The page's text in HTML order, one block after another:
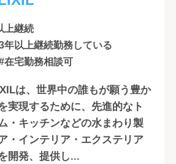
上継続
年以上継続勤務している
在宅勤務相談可
は、世界中の誰もが願う豊か
実現するために、先進的なト
・キッチンなどの水まわり製
・インテリア・エクステリア
開発、提供し...